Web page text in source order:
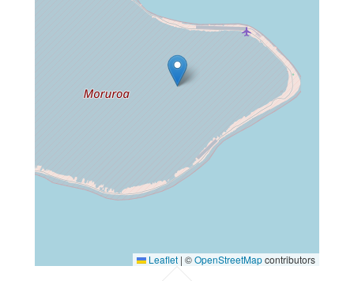
Leaflet | ©OpenStreetMapcontributors